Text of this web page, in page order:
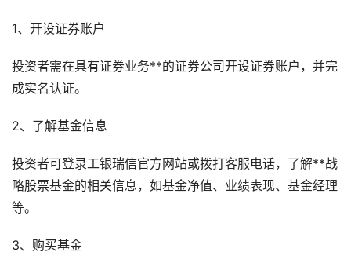
1、开设证券账户
投资者需在具有证券业务**的证券公司开设证券账户，并完
成实名认证。
2、了解基金信息
投资者可登录工银瑞信官方网站或拨打客服电话，了解**战
略股票基金的相关信息，如基金净值、业绩表现、基金经理
等。
3、购买基金